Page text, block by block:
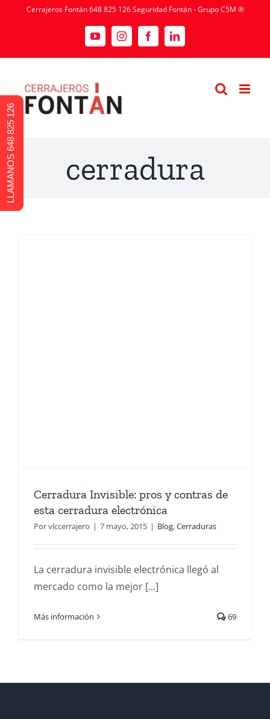
Cerrajeros Fontán 648 825 126 Seguridad Fontán - Grupo C5M ®
cerradura
Cerradura Invisible: pros y contras de
esta cerradura electrónica
Porvlccerrajero | 7 mayo, 2015 | Blog,Cerraduras
La cerradura invisible electrónica llegó al
mercado como la mejor [...]
Más información 69
LLAMANOS 648 825 126